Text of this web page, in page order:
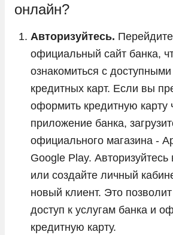
онлайн?
Авторизуйтесь.
официальный сайт банка,
ознакомиться с
кредитных карт. Если вы
оформить кредитную карту
приложение банка,
официального магазина -
Google Play.
или создайте личный
новый клиент. Это
доступ к услугам банка и
кредитную карту.